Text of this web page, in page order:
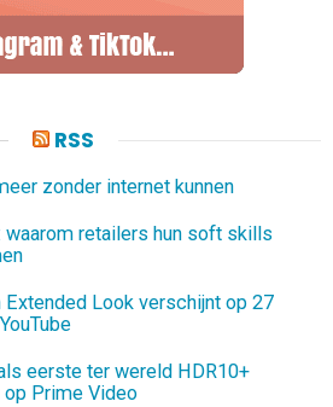
RSS
zonder internet kunnen
waarom retailers hun soft skills
Extended Look verschijnt op 27
eerste ter wereld HDR10+
op Prime Video